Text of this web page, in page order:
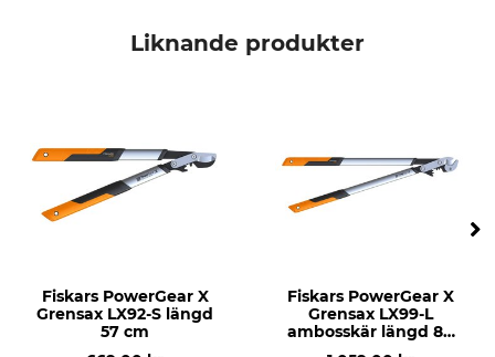
Liknande produkter
Fiskars PowerGear X
Grensax LX92-S längd
57 cm
Fiskars PowerGear X
Grensax LX99-L
ambosskär längd 80